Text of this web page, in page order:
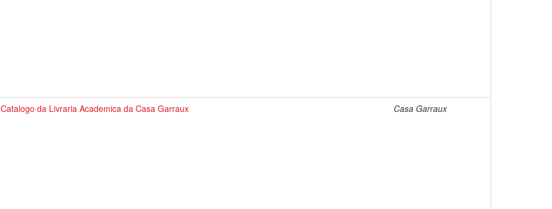
Catalogo da Livraria Academica da Casa Garraux Casa Garraux